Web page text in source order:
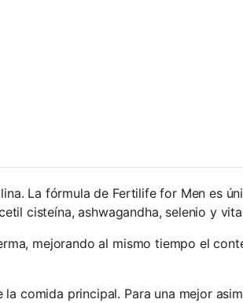
La fórmula de Fertilife for Men es
cisteína, ashwagandha, selenio y
mejorando al mismo tiempo el
comida principal. Para una mejor